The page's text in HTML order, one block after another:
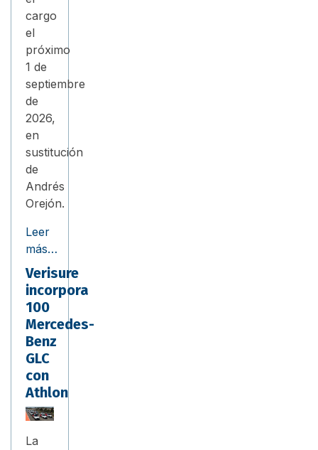
cargo
el
próximo
1 de
septiembre
de
2026,
en
sustitución
de
Andrés
Orejón.
Leer
más…
Verisure
incorpora
100
Mercedes-
Benz
GLC
con
Athlon
La